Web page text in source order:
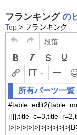
フランキングの
Top > フランキング
段落